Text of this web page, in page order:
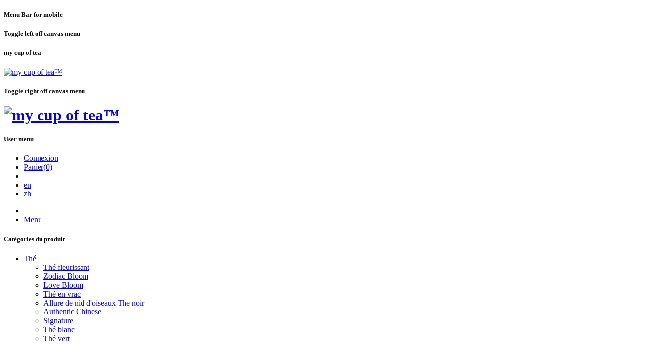
Menu Bar for mobile
Toggle left off canvas menu
my cup of tea
Toggle right off canvas menu
User menu
Connexion
Panier(0)
en
zh
Menu
Catégories du produit
Thé
Thé fleurissant
Zodiac Bloom
Love Bloom
Thé en vrac
Allure de nid d'oiseaux The noir
Authentic Chinese
Signature
Thé blanc
Thé vert